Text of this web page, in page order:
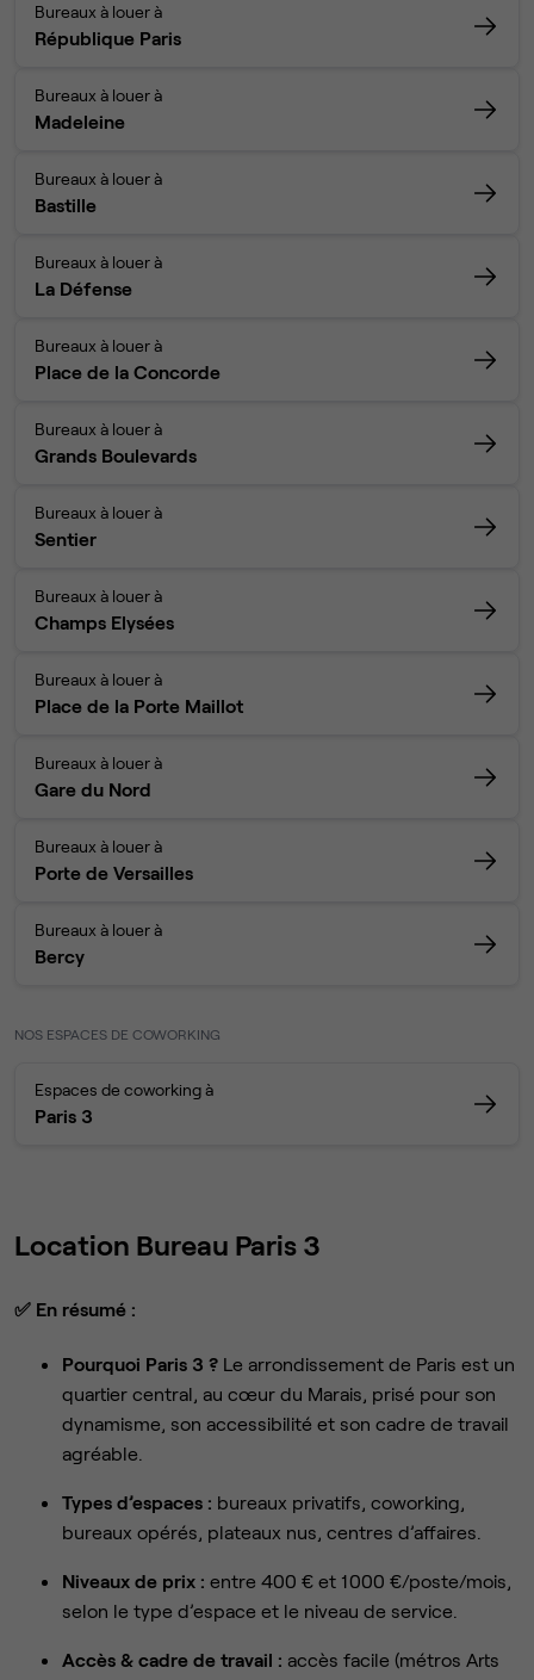
Bureaux à louer à
République Paris
Bureaux à louer à
Madeleine
Bureaux à louer à
Bastille
Bureaux à louer à
La Défense
Bureaux à louer à
Place de la Concorde
Bureaux à louer à
Grands Boulevards
Bureaux à louer à
Sentier
Bureaux à louer à
Champs Elysées
Bureaux à louer à
Place de la Porte Maillot
Bureaux à louer à
Gare du Nord
Bureaux à louer à
Porte de Versailles
Bureaux à louer à
Bercy
NOS ESPACES DE COWORKING
Espaces de coworking à
Paris 3
Location Bureau Paris 3
✅ En résumé :
Pourquoi Paris 3 ? Le arrondissement de Paris est un
quartier central, au cœur du Marais, prisé pour son
dynamisme, son accessibilité et son cadre de travail
agréable.
Types d’espaces : bureaux privatifs, coworking,
bureaux opérés, plateaux nus, centres d’affaires.
Niveaux de prix : entre 400 € et 1 000 €/poste/mois,
selon le type d’espace et le niveau de service.
Accès & cadre de travail : accès facile (métros Arts